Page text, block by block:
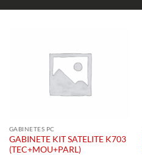
GABINETES PC
GABINETE KIT SATELITE K703
(TEC+MOU+PARL)